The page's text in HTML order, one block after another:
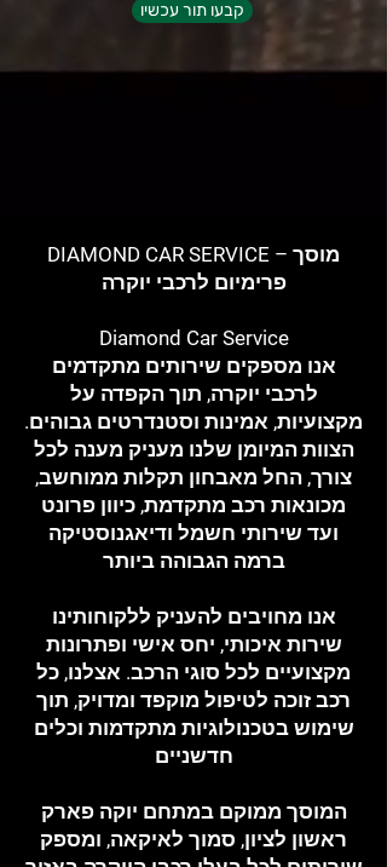
קבעו תור עכשיו
DIAMOND CAR SERVICE – מוסך
פרימיום לרכבי יוקרה
Diamond Car Service
אנו מספקים שירותים מתקדמים
לרכבי יוקרה, תוך הקפדה על
מקצועיות, אמינות וסטנדרטים גבוהים.
הצוות המיומן שלנו מעניק מענה לכל
צורך, החל מאבחון תקלות ממוחשב,
מכונאות רכב מתקדמת, כיוון פרונט
ועד שירותי חשמל ודיאגנוסטיקה
ברמה הגבוהה ביותר
אנו מחויבים להעניק ללקוחותינו
שירות איכותי, יחס אישי ופתרונות
מקצועיים לכל סוגי הרכב. אצלנו, כל
רכב זוכה לטיפול מוקפד ומדויק, תוך
שימוש בטכנולוגיות מתקדמות וכלים
חדשניים
המוסך ממוקם במתחם יוקה פארק
ראשון לציון, סמוך לאיקאה, ומספק